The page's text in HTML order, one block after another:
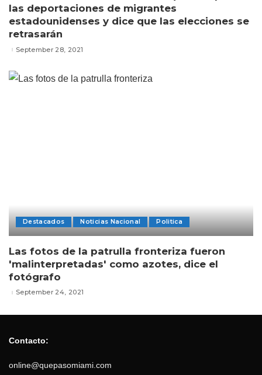
las deportaciones de migrantes
estadounidenses y dice que las elecciones se
retrasarán
September 28, 2021
Destacados Noticias Nacional Politica
Las fotos de la patrulla fronteriza fueron
'malinterpretadas' como azotes, dice el
fotógrafo
September 24, 2021
Contacto:
online@quepasomiami.com